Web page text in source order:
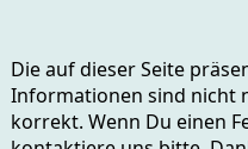
Die auf dieser Seite
Informationen sind nicht
korrekt. Wenn Du einen